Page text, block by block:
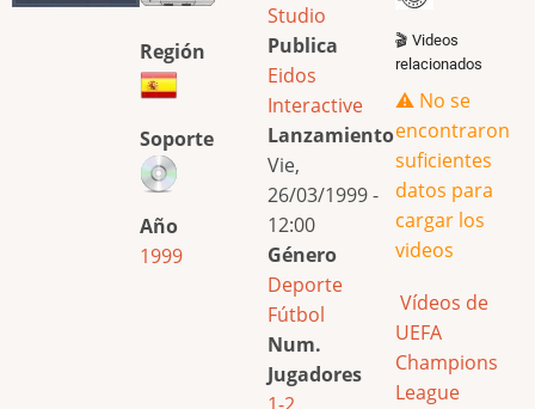
Región
Soporte
Año
1999
Studio
Publica
Eidos
Interactive
Lanzamiento
Vie,
26/03/1999 -
12:00
Género
Deporte
Fútbol
Num.
Jugadores
🎬 Videos
relacionados
⚠️ No se
encontraron
suficientes
datos para
cargar los
videos
Vídeos de
UEFA
Champions
League